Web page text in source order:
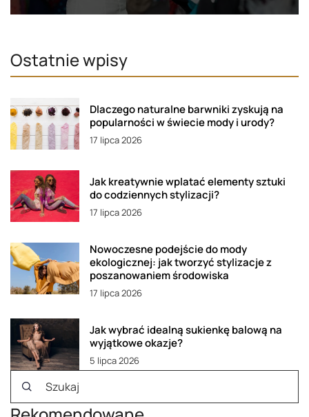
Ostatnie wpisy
Dlaczego naturalne barwniki zyskują na
popularności w świecie mody i urody?
17 lipca 2026
Jak kreatywnie wplatać elementy sztuki
do codziennych stylizacji?
17 lipca 2026
Nowoczesne podejście do mody
ekologicznej: jak tworzyć stylizacje z
poszanowaniem środowiska
17 lipca 2026
Jak wybrać idealną sukienkę balową na
wyjątkowe okazje?
5 lipca 2026